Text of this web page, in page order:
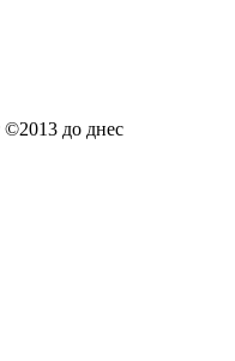
©2013 до днес